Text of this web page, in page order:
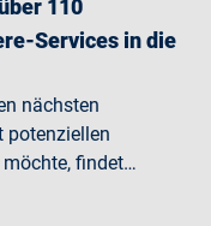
110
Services in die
nächsten
potenziellen
findet…